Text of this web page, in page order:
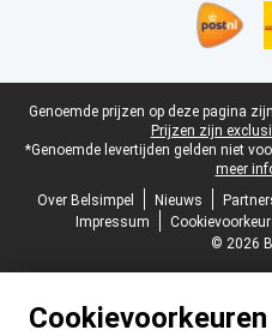
Juridische voettekst
Genoemde prijzen op deze pagina
Prijzen zijn
*Genoemde levertijden gelden niet
meer
Over Belsimpel
Nieuws
Impressum
© 2026
Cookievoorkeuren